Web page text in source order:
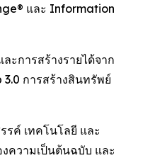
และ Information
ะการสร้างรายได้จาก
การสร้างสินทรัพย์
ค์ เทคโนโลยี และ
ความเป็นต้นฉบับ และ